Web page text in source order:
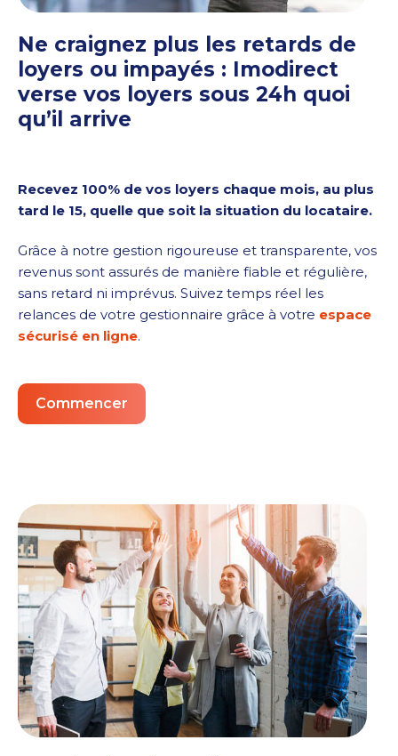
Ne craignez plus les retards de
loyers ou impayés : Imodirect
verse vos loyers sous 24h quoi
qu’il arrive
Recevez 100% de vos loyers chaque mois, au plus
tard le 15, quelle que soit la situation du locataire.
Grâce à notre gestion rigoureuse et transparente, vos
revenus sont assurés de manière fiable et régulière,
sans retard ni imprévus. Suivez temps réel les
relances de votre gestionnaire grâce à votre espace
sécurisé en ligne.
Commencer